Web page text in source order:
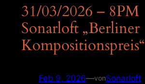
31/03/2026 – 8PM
Sonarloft „Berliner
Kompositionspreis“
Feb 9, 2026—vonSonarloft